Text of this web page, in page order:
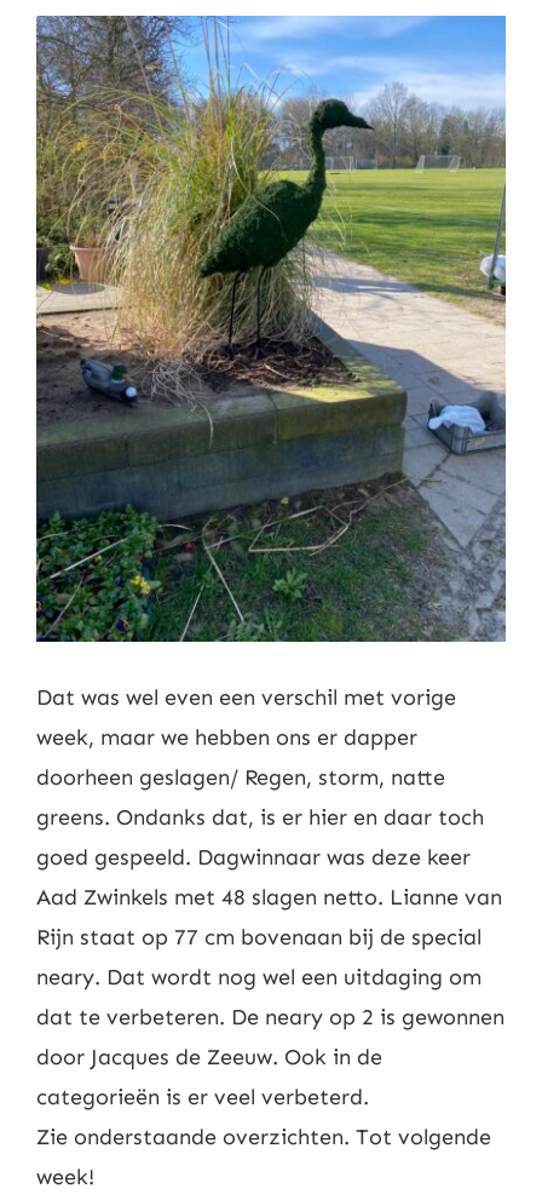
Cursusaanbod
Nieuws
Contact
Leden
Dat was wel even een verschil met vorige
week, maar we hebben ons er dapper
doorheen geslagen/ Regen, storm, natte
greens. Ondanks dat, is er hier en daar toch
goed gespeeld. Dagwinnaar was deze keer
Aad Zwinkels met 48 slagen netto. Lianne van
Rijn staat op 77 cm bovenaan bij de special
neary. Dat wordt nog wel een uitdaging om
dat te verbeteren. De neary op 2 is gewonnen
door Jacques de Zeeuw. Ook in de
categorieën is er veel verbeterd.
Zie onderstaande overzichten. Tot volgende
week!